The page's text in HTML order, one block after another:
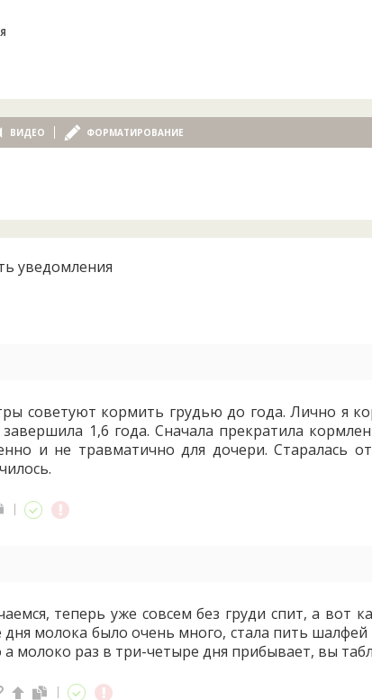
ВИДЕО ФОРМАТИРОВАНИЕ
уведомления
советуют кормить грудью до года. Лично я
завершила 1,6 года. Сначала прекратила
и не травматично для дочери. Старалась
теперь уже совсем без груди спит, а вот
молока было очень много, стала пить
молоко раз в три-четыре дня прибывает, вы